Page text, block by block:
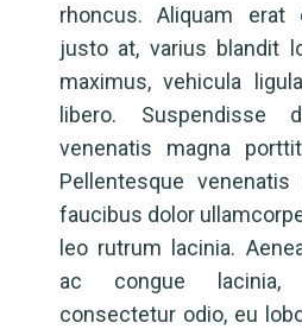
rhoncus. Aliquam erat
justo at, varius blandit
maximus, vehicula
libero. Suspendisse
venenatis magna
Pellentesque
faucibus dolor
leo rutrum lacinia.
ac congue lacinia,
consectetur odio, eu